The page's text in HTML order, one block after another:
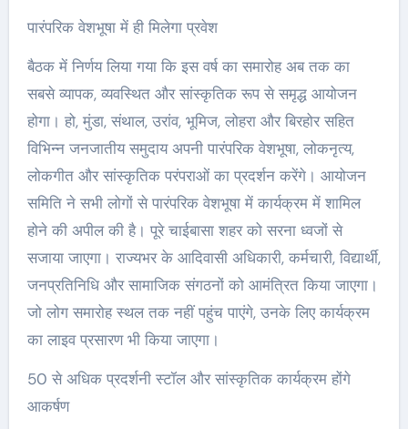
पारंपरिक वेशभूषा में ही मिलेगा प्रवेश
बैठक में निर्णय लिया गया कि इस वर्ष का समारोह अब तक का
सबसे व्यापक, व्यवस्थित और सांस्कृतिक रूप से समृद्ध आयोजन
होगा। हो, मुंडा, संथाल, उरांव, भूमिज, लोहरा और बिरहोर सहित
विभिन्न जनजातीय समुदाय अपनी पारंपरिक वेशभूषा, लोकनृत्य,
लोकगीत और सांस्कृतिक परंपराओं का प्रदर्शन करेंगे। आयोजन
समिति ने सभी लोगों से पारंपरिक वेशभूषा में कार्यक्रम में शामिल
होने की अपील की है। पूरे चाईबासा शहर को सरना ध्वजों से
सजाया जाएगा। राज्यभर के आदिवासी अधिकारी, कर्मचारी, विद्यार्थी,
जनप्रतिनिधि और सामाजिक संगठनों को आमंत्रित किया जाएगा।
जो लोग समारोह स्थल तक नहीं पहुंच पाएंगे, उनके लिए कार्यक्रम
का लाइव प्रसारण भी किया जाएगा।
50 से अधिक प्रदर्शनी स्टॉल और सांस्कृतिक कार्यक्रम होंगे
आकर्षण